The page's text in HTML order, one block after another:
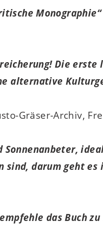
Monographie“
Die
alternative
Gräser-Archiv,
sind, darum geht es
das Buch zu